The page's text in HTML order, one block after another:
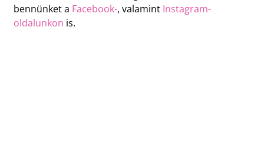
bennünket a Facebook-, valamint Instagram-
oldalunkon is.